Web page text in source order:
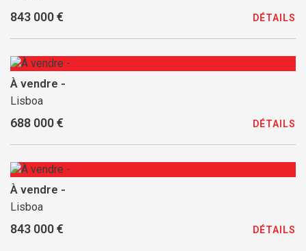
843 000 € DÉTAILS
À vendre -
Lisboa
688 000 € DÉTAILS
À vendre -
Lisboa
843 000 € DÉTAILS